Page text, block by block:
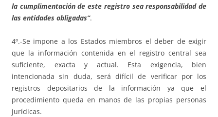
la cumplimentación de este registro sea responsabilidad de
las entidades obligadas”.
4º.-Se impone a los Estados miembros el deber de exigir
que la información contenida en el registro central sea
suficiente, exacta y actual. Esta exigencia, bien
intencionada sin duda, será difícil de verificar por los
registros depositarios de la información ya que el
procedimiento queda en manos de las propias personas
jurídicas.